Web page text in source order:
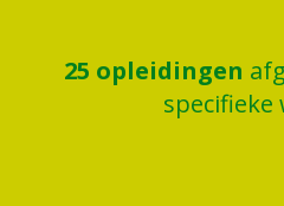
26 opleidingen
specifieke